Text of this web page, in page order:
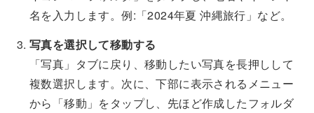
名を入力します。例:「2024年夏 沖縄旅行」など。
写真を選択して移動する
「写真」タブに戻り、移動したい写真を長押しして
複数選択します。次に、下部に表示されるメニュー
から「移動」をタップし、先ほど作成したフォルダ